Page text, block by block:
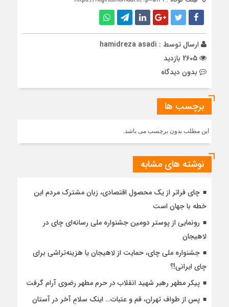
ارسال توسط : hamidreza asadi
بدون دیدگاه
برچسب ها
این مطلب بدون برچسب می باشد.
نوشته های مشابه
چای فراتر از یک محصول اقتصادی، زبان مشترک مردم این
خطه با جهان است
رونمایی از پوستر دومین جشنواره ملی رسانه‌ای چای در
لاهیجان
جشنواره ملی چای، حمایت از لاهیجان یا هزینه‌تراشی برای
چای ایرانی!؟
پیکر مطهر رهبر شهید انقلاب در حرم مطهر رضوی آرام گرفت
پس از طواف تهران، قم و عتبات… اینک سلامِ آخر در آستان